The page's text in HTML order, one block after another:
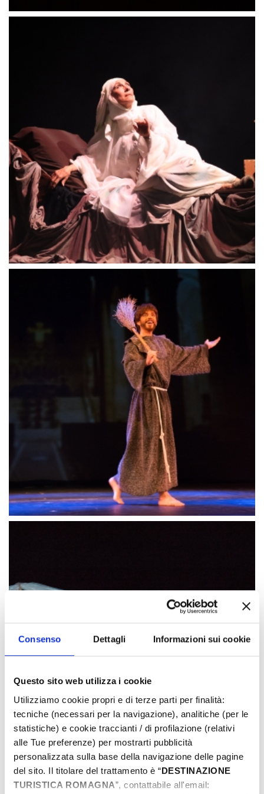
Consenso Dettagli Informazioni sui cookie
Questo sito web utilizza i cookie
Utilizziamo cookie propri e di terze parti per finalità:
tecniche (necessari per la navigazione), analitiche (per le
statistiche) e cookie traccianti / di profilazione (relativi
alle Tue preferenze) per mostrarti pubblicità
personalizzata sulla base della navigazione delle pagine
del sito. Il titolare del trattamento è “DESTINAZIONE
TURISTICA ROMAGNA”, contattabile all'email: